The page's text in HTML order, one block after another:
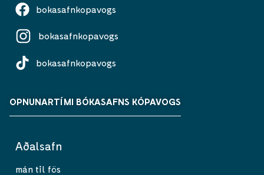
bokasafnkopavogs
bokasafnkopavogs
bokasafnkopavogs
OPNUNARTÍMI BÓKASAFNS KÓPAVOGS
Aðalsafn
mán til fös